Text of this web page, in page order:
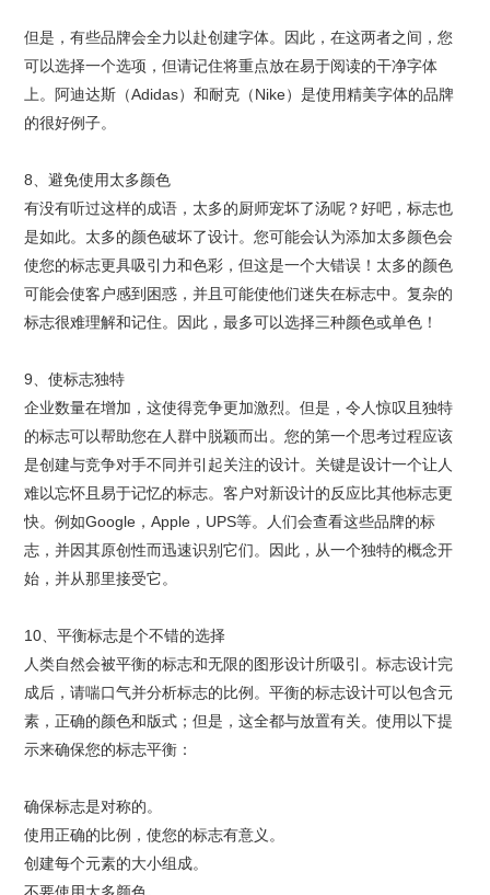
但是，有些品牌会全力以赴创建字体。因此，在这两者之间，您
可以选择一个选项，但请记住将重点放在易于阅读的干净字体
上。阿迪达斯（Adidas）和耐克（Nike）是使用精美字体的品牌
的很好例子。
8、避免使用太多颜色
有没有听过这样的成语，太多的厨师宠坏了汤呢？好吧，标志也
是如此。太多的颜色破坏了设计。您可能会认为添加太多颜色会
使您的标志更具吸引力和色彩，但这是一个大错误！太多的颜色
可能会使客户感到困惑，并且可能使他们迷失在标志中。复杂的
标志很难理解和记住。因此，最多可以选择三种颜色或单色！
9、使标志独特
企业数量在增加，这使得竞争更加激烈。但是，令人惊叹且独特
的标志可以帮助您在人群中脱颖而出。您的第一个思考过程应该
是创建与竞争对手不同并引起关注的设计。关键是设计一个让人
难以忘怀且易于记忆的标志。客户对新设计的反应比其他标志更
快。例如Google，Apple，UPS等。人们会查看这些品牌的标
志，并因其原创性而迅速识别它们。因此，从一个独特的概念开
始，并从那里接受它。
10、平衡标志是个不错的选择
人类自然会被平衡的标志和无限的图形设计所吸引。标志设计完
成后，请喘口气并分析标志的比例。平衡的标志设计可以包含元
素，正确的颜色和版式；但是，这全都与放置有关。使用以下提
示来确保您的标志平衡：
确保标志是对称的。
使用正确的比例，使您的标志有意义。
创建每个元素的大小组成。
不要使用太多颜色。